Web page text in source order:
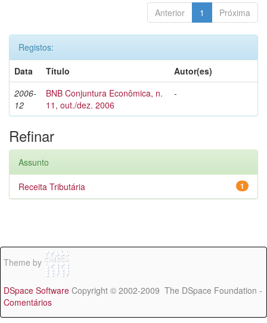
Anterior 1 Próxima
Registos:
Data
Título
Autor(es)
2006-
12
BNB Conjuntura Econômica, n.
11, out./dez. 2006
-
Refinar
Assunto
1
Receita Tributária
Theme by
DSpace Software Copyright © 2002-2009 The DSpace Foundation -
Comentários